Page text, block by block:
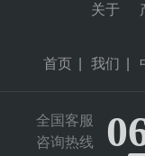
首页
关于
我们
全国客服
咨询热线